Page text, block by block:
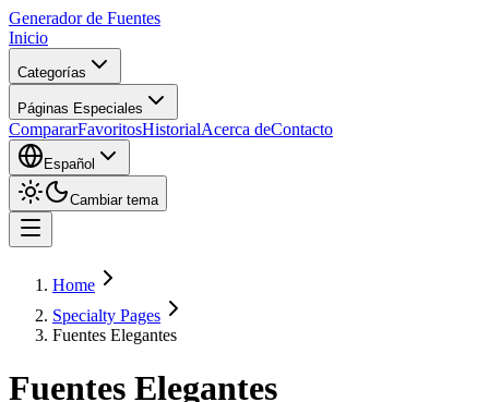
Generador de Fuentes
Inicio
Categorías
Páginas Especiales
CompararFavoritosHistorialAcerca deContacto
Español
Cambiar tema
Home
Specialty Pages
Fuentes Elegantes
Fuentes Elegantes